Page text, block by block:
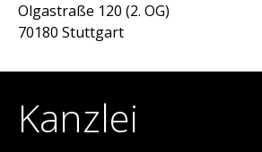
Olgastraße 120 (2. OG)
70180 Stuttgart
Kanzlei